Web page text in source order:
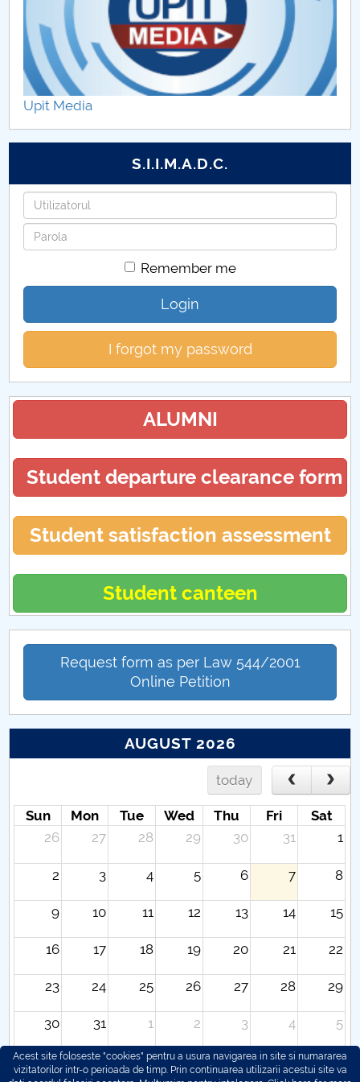
Upit Media
S.I.I.M.A.D.C.
Username
Password
Remember me
Login
I forgot my password
ALUMNI
Student departure clearance form
Student satisfaction assessment
Student canteen
Request form as per Law 544/2001
Online Petition
AUGUST 2026
today
Sun Mon Tue Wed Thu Fri
Sat
26
27 28 29 30 31 1
2 3 4 5 6 7 8
9 10 11 12 13 14 15
16 17 18 19 20 21 22
23 24 25 26 27 28 29
30 31 1 2 3 4 5
Acest site foloseste "cookies" pentru a usura navigarea in site si numararea
vizitatorilor intr-o perioada de timp. Prin continuarea utilizarii acestui site va